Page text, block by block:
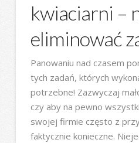
kwiaciarni –
eliminować
Panowaniu nad czasem
tych zadań, których
potrzebne! Zazwyczaj
czy aby na pewno
swojej firmie często z
faktycznie konieczne.